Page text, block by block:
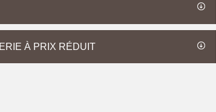
À PRIX RÉDUIT